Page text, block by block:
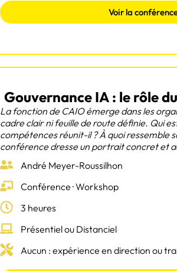
Voir la
Gouvernance IA : le rôle
La fonction de CAIO émerge dans les
cadre clair ni feuille de route définie. Qui
compétences réunit-il ? À quoi ressemble
conférence dresse un portrait concret et
André Meyer-Roussilhon
Conférence · Workshop
3 heures
Présentiel ou Distanciel
Aucun : expérience en direction ou